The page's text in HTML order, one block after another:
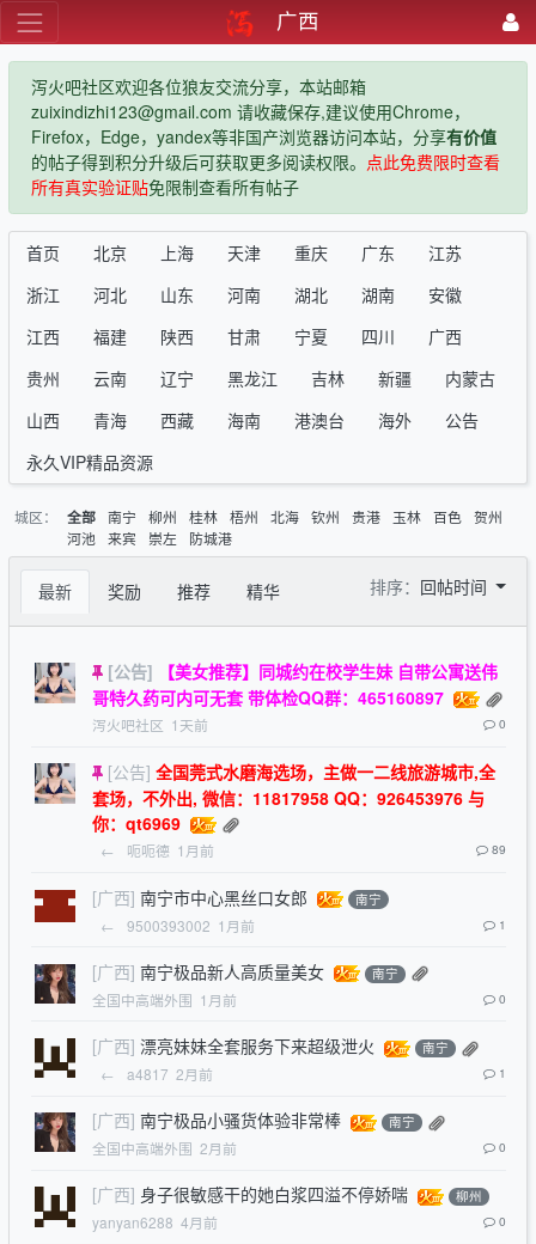
广西
泻火吧社区欢迎各位狼友交流分享，本站邮箱
zuixindizhi123@gmail.com 请收藏保存,建议使用Chrome，
Firefox，Edge，yandex等非国产浏览器访问本站，分享有价值
的帖子得到积分升级后可获取更多阅读权限。 点此免费限时查看
所有真实验证贴免限制查看所有帖子
首页 北京 上海 天津 重庆 广东
江苏
浙江
河北 山东 河南 湖北 湖南
安徽
江西
福建 陕西 甘肃 宁夏 四川
广西
贵州
云南 辽宁 黑龙江 吉林 新疆
内蒙古
山西
青海 西藏 海南 港澳台 海外
公告
永久VIP精品资源
城区： 全部 南宁 柳州 桂林 梧州 北海 钦州 贵港 玉林 百色 贺州
河池 来宾 崇左 防城港
最新 奖励 推荐 精华 排序： 回帖时间
[公告]
【美女推荐】同城约在校学生妹 自带公寓送伟
哥特久药可内可无套 带体检QQ群：465160897
泻火吧社区 1天前 0
[公告] 全国莞式水磨海选场，主做一二线旅游城市,全
套场，不外出, 微信：11817958 QQ：926453976 与
你：qt6969
← 呃呃德 1月前 89
[广西] 南宁市中心黑丝口女郎 南宁
← 9500393002 1月前 1
[广西] 南宁极品新人高质量美女 南宁
全国中高端外围 1月前 0
[广西] 漂亮妹妹全套服务下来超级泄火 南宁
← a4817 2月前 1
[广西] 南宁极品小骚货体验非常棒 南宁
全国中高端外围 2月前 0
[广西] 身子很敏感干的她白浆四溢不停娇喘 柳州
yanyan6288 4月前 0